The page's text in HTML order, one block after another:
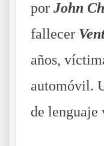
por John
fallecer
años,
automóvil.
de lenguaje